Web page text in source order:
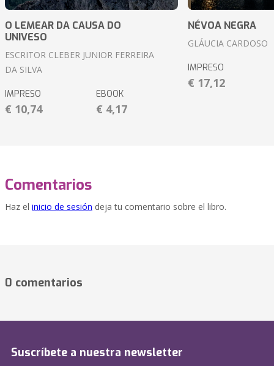
O LEMEAR DA CAUSA DO
UNIVESO
ESCRITOR CLEBER JUNIOR FERREIRA
DA SILVA
IMPRESO
€ 10,74
EBOOK
€ 4,17
NÉVOA NEGRA
GLÁUCIA CARDOSO
IMPRESO
€ 17,12
Comentarios
Haz el inicio de sesión deja tu comentario sobre el libro.
0 comentarios
Suscríbete a nuestra newsletter